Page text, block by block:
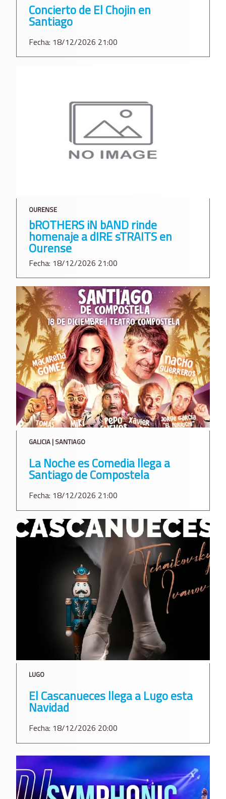
Concierto de El Chojin en
Santiago
Fecha: 18/12/2026 21:00
OURENSE
bROTHERS iN bAND rinde
homenaje a dIRE sTRAITS en
Ourense
Fecha: 18/12/2026 21:00
GALICIA | SANTIAGO
La Noche es Comedia llega a
Santiago de Compostela
Fecha: 18/12/2026 21:00
LUGO
El Cascanueces llega a Lugo esta
Navidad
Fecha: 18/12/2026 20:00